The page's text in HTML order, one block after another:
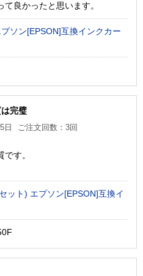
良かったと思います。
ソン[EPSON]互換インクカー
完璧
日 ご注文回数：3回
す。
ット) エプソン[EPSON]互換イ